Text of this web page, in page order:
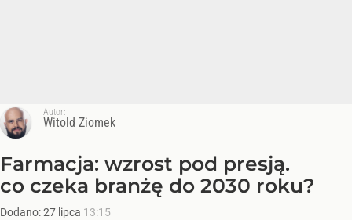
Autor:
Witold Ziomek
Farmacja: wzrost pod presją.
co czeka branżę do 2030 roku?
Dodano:27 lipca 13:15